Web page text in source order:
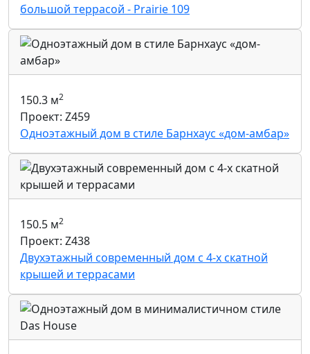
большой террасой - Prairie 109
150.3 м2
Проект: Z459
Одноэтажный дом в стиле Барнхаус «дом-амбар»
150.5 м2
Проект: Z438
Двухэтажный современный дом с 4-х скатной
крышей и террасами